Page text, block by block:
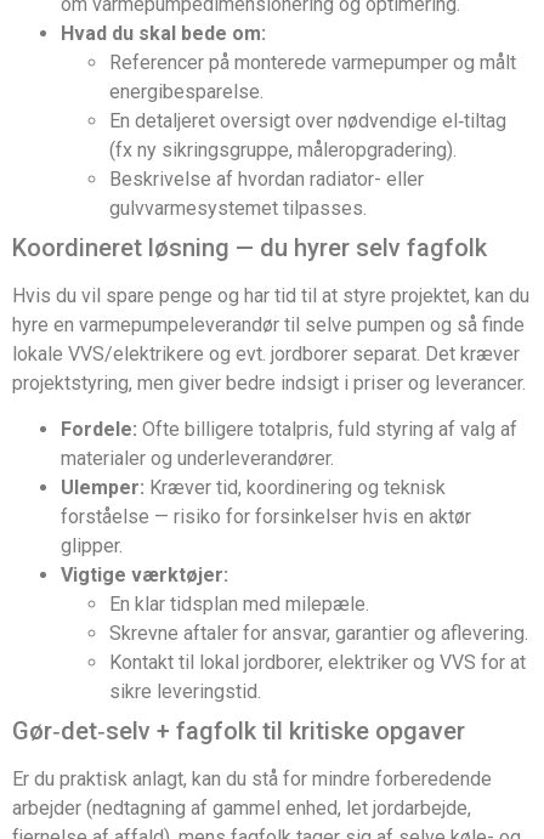
Hvad du skal bede om:
Referencer på monterede varmepumper og målt
energibesparelse.
En detaljeret oversigt over nødvendige el‑tiltag
(fx ny sikringsgruppe, måleropgradering).
Beskrivelse af hvordan radiator- eller
gulvvarmesystemet tilpasses.
Koordineret løsning — du hyrer selv fagfolk
Hvis du vil spare penge og har tid til at styre projektet, kan du
hyre en varmepumpeleverandør til selve pumpen og så finde
lokale VVS/elektrikere og evt. jordborer separat. Det kræver
projektstyring, men giver bedre indsigt i priser og leverancer.
Fordele: Ofte billigere totalpris, fuld styring af valg af
materialer og underleverandører.
Ulemper: Kræver tid, koordinering og teknisk
forståelse — risiko for forsinkelser hvis en aktør
glipper.
Vigtige værktøjer:
En klar tidsplan med milepæle.
Skrevne aftaler for ansvar, garantier og aflevering.
Kontakt til lokal jordborer, elektriker og VVS for at
sikre leveringstid.
Gør‑det‑selv + fagfolk til kritiske opgaver
Er du praktisk anlagt, kan du stå for mindre forberedende
arbejder (nedtagning af gammel enhed, let jordarbejde,